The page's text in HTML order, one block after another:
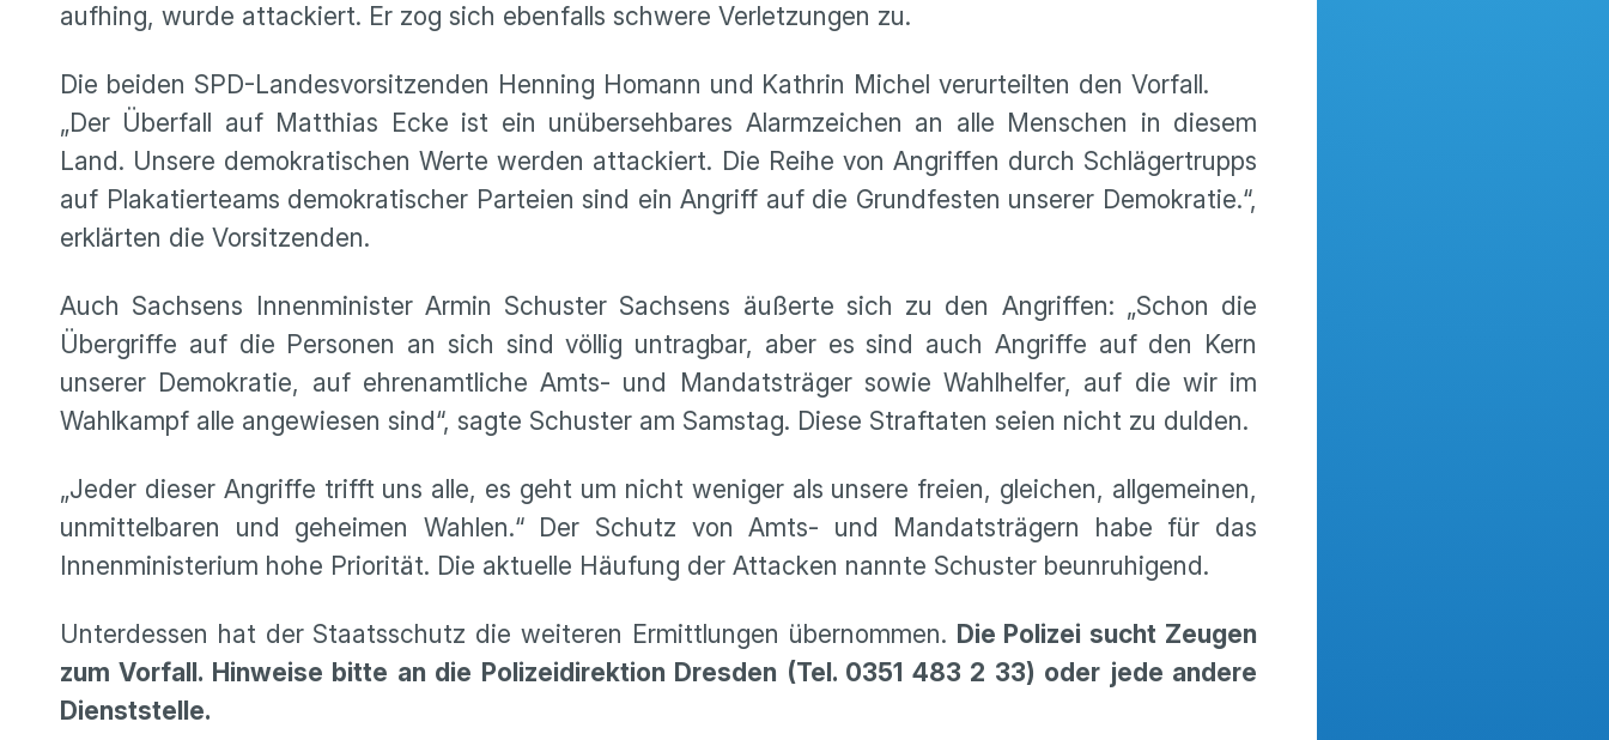
aufhing, wurde attackiert. Er zog sich ebenfalls schwere Verletzungen zu.
Die beiden SPD-Landesvorsitzenden Henning Homann und Kathrin Michel verurteilten den Vorfall.
„Der Überfall auf Matthias Ecke ist ein unübersehbares Alarmzeichen an alle Menschen in diesem
Land. Unsere demokratischen Werte werden attackiert. Die Reihe von Angriffen durch Schlägertrupps
auf Plakatierteams demokratischer Parteien sind ein Angriff auf die Grundfesten unserer Demokratie.“,
erklärten die Vorsitzenden.
Auch Sachsens Innenminister Armin Schuster Sachsens äußerte sich zu den Angriffen: „Schon die
Übergriffe auf die Personen an sich sind völlig untragbar, aber es sind auch Angriffe auf den Kern
unserer Demokratie, auf ehrenamtliche Amts- und Mandatsträger sowie Wahlhelfer, auf die wir im
Wahlkampf alle angewiesen sind“, sagte Schuster am Samstag. Diese Straftaten seien nicht zu dulden.
„Jeder dieser Angriffe trifft uns alle, es geht um nicht weniger als unsere freien, gleichen, allgemeinen,
unmittelbaren und geheimen Wahlen.“ Der Schutz von Amts- und Mandatsträgern habe für das
Innenministerium hohe Priorität. Die aktuelle Häufung der Attacken nannte Schuster beunruhigend.
Unterdessen hat der Staatsschutz die weiteren Ermittlungen übernommen. Die Polizei sucht Zeugen
zum Vorfall. Hinweise bitte an die Polizeidirektion Dresden (Tel. 0351 483 2 33) oder jede andere
Dienststelle.